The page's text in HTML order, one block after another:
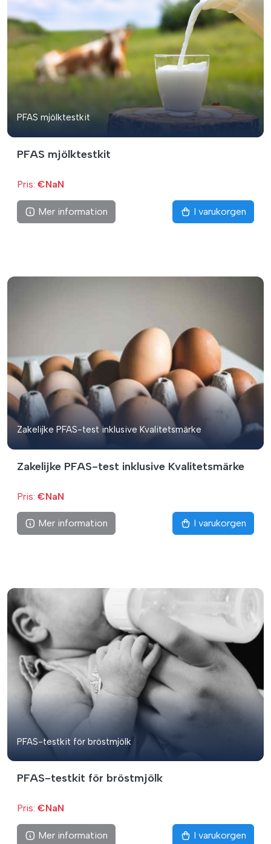
PFAS mjölktestkit
PFAS mjölktestkit
Pris: €NaN
Mer information I varukorgen
Zakelijke PFAS-test inklusive Kvalitetsmärke
Zakelijke PFAS-test inklusive Kvalitetsmärke
Pris: €NaN
Mer information I varukorgen
PFAS-testkit för bröstmjölk
PFAS-testkit för bröstmjölk
Pris: €NaN
Mer information I varukorgen